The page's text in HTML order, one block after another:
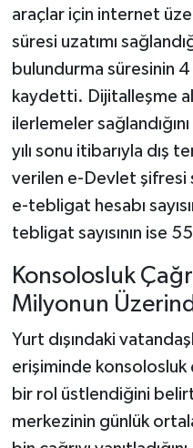
araçlar için internet
süresi uzatımı
bulundurma süresinin 4
kaydetti. Dijitalleşme
ilerlemeler
yılı sonu itibarıyla dış
verilen e-Devlet şifresi
e-tebligat hesabı
tebligat sayısının ise 55
Konsolosluk
Milyonun
Yurt dışındaki
erişiminde konsolosluk
bir rol üstlendiğini
merkezinin günlük